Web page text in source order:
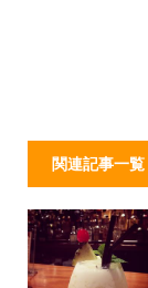
関連記事一覧